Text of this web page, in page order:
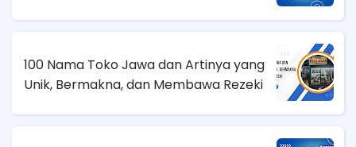
100 Nama Toko Jawa dan Artinya yang
Unik, Bermakna, dan Membawa Rezeki